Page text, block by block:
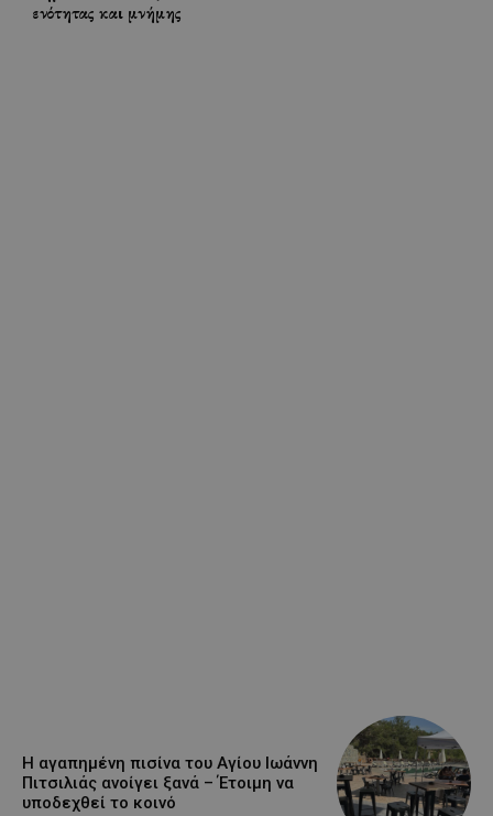
ενότητας και μνήμης
Η αγαπημένη πισίνα του Αγίου Ιωάννη
Πιτσιλιάς ανοίγει ξανά – Έτοιμη να
υποδεχθεί το κοινό